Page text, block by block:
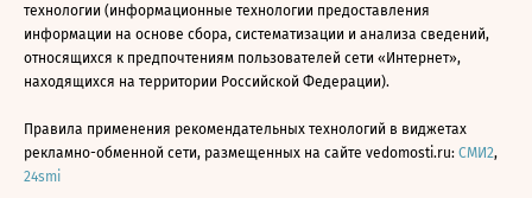
технологии (информационные технологии предоставления
информации на основе сбора, систематизации и анализа сведений,
относящихся к предпочтениям пользователей сети «Интернет»,
находящихся на территории Российской Федерации).
Правила применения рекомендательных технологий в виджетах
рекламно-обменной сети, размещенных на сайте vedomosti.ru: СМИ2,
24smi